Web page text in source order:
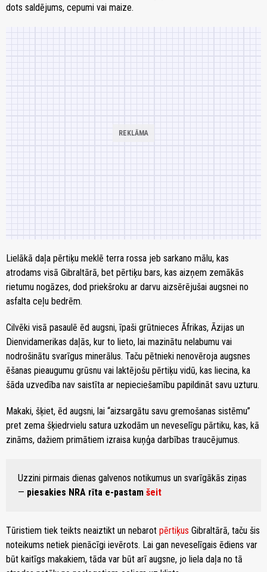
dots saldējums, cepumi vai maize.
Lielākā daļa pērtiķu meklē terra rossa jeb sarkano mālu, kas
atrodams visā Gibraltārā, bet pērtiķu bars, kas aizņem zemākās
rietumu nogāzes, dod priekšroku ar darvu aizsērējušai augsnei no
asfalta ceļu bedrēm.
Cilvēki visā pasaulē ēd augsni, īpaši grūtnieces Āfrikas, Āzijas un
Dienvidamerikas daļās, kur to lieto, lai mazinātu nelabumu vai
nodrošinātu svarīgus minerālus. Taču pētnieki nenovēroja augsnes
ēšanas pieaugumu grūsnu vai laktējošu pērtiķu vidū, kas liecina, ka
šāda uzvedība nav saistīta ar nepieciešamību papildināt savu uzturu.
Makaki, šķiet, ēd augsni, lai “aizsargātu savu gremošanas sistēmu”
pret zema šķiedrvielu satura uzkodām un neveselīgu pārtiku, kas, kā
zināms, dažiem primātiem izraisa kuņģa darbības traucējumus.
Uzzini pirmais dienas galvenos notikumus un svarīgākās ziņas
— piesakies NRA rīta e-pastam šeit
Tūristiem tiek teikts neaiztikt un nebarot pērtiķus Gibraltārā, taču šis
noteikums netiek pienācīgi ievērots. Lai gan neveselīgais ēdiens var
būt kaitīgs makakiem, tāda var būt arī augsne, jo liela daļa no tā